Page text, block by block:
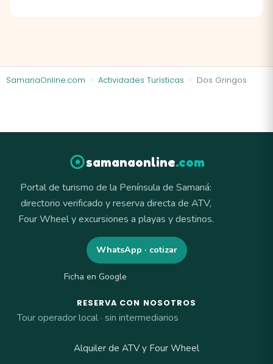
SamanaOnline.com Actividades Turísticas Dos Gringos
samanaonline.com
Portal de turismo de la Península de Samaná:
directorio verificado y reserva directa de ATV,
Four Wheel y excursiones a playas y destinos.
WhatsApp · cotizar
Ficha en Google
RESERVA CON NOSOTROS
Tour operador local · sin intermediarios
Alquiler de ATV y Four Wheel